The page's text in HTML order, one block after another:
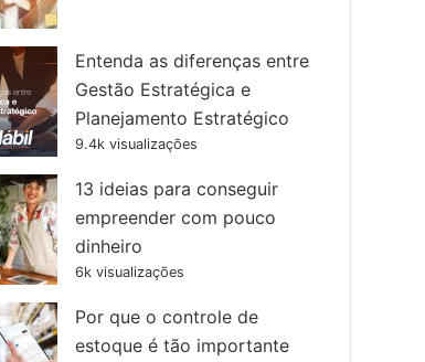
Entenda as diferenças entre
Gestão Estratégica e
Planejamento Estratégico
9.4k visualizações
13 ideias para conseguir
empreender com pouco
dinheiro
6k visualizações
Por que o controle de
estoque é tão importante